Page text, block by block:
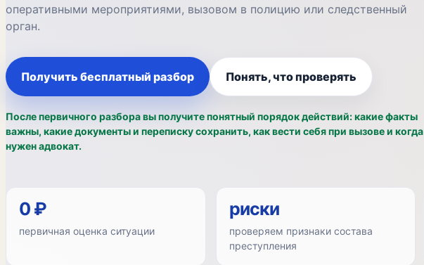
оперативными мероприятиями, вызовом в полицию или следственный
орган.
Получить бесплатный разбор Понять, что проверять
После первичного разбора вы получите понятный порядок действий: какие факты
важны, какие документы и переписку сохранить, как вести себя при вызове и когда
нужен адвокат.
0 ₽
первичная оценка ситуации
риски
проверяем признаки состава
преступления